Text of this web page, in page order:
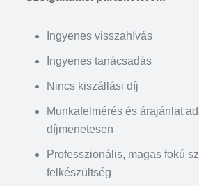
Ingyenes visszahívás
Ingyenes tanácsadás
Nincs kiszállási díj
Munkafelmérés és árajánlat
díjmenetesen
Professzionális, magas fokú
felkészültség